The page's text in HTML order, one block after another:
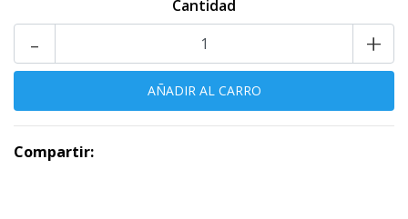
Cantidad
+
-
Compartir: